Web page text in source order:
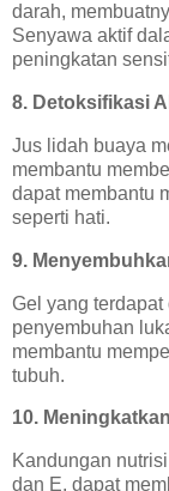
darah,
Senyawa aktif
peningkatan
8. Detoksifikasi
Jus lidah buaya
membantu
dapat membantu
seperti hati.
9.
Gel yang
penyembuhan
membantu
tubuh.
10.
Kandungan
dan E, dapat